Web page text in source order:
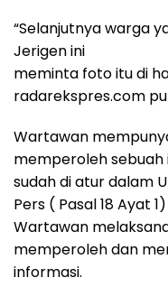
“Selanjutnya warga
Jerigen ini
meminta foto itu di
radarekspres.com
Wartawan
memperoleh
sudah di atur dalam
Pers ( Pasal 18 Ayat
Wartawan
memperoleh dan
informasi.